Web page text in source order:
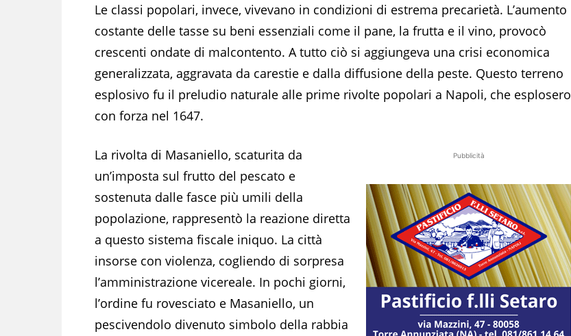
Le classi popolari, invece, vivevano in condizioni di estrema precarietà. L’aumento
costante delle tasse su beni essenziali come il pane, la frutta e il vino, provocò
crescenti ondate di malcontento. A tutto ciò si aggiungeva una crisi economica
generalizzata, aggravata da carestie e dalla diffusione della peste. Questo terreno
esplosivo fu il preludio naturale alle prime rivolte popolari a Napoli, che esplosero
con forza nel 1647.
Pubblicità
La rivolta di Masaniello, scaturita da
un’imposta sul frutto del pescato e
sostenuta dalle fasce più umili della
popolazione, rappresentò la reazione diretta
a questo sistema fiscale iniquo. La città
insorse con violenza, cogliendo di sorpresa
l’amministrazione vicereale. In pochi giorni,
l’ordine fu rovesciato e Masaniello, un
pescivendolo divenuto simbolo della rabbia